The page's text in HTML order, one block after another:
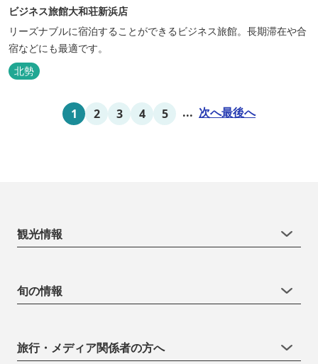
ビジネス旅館大和荘新浜店
リーズナブルに宿泊することができるビジネス旅館。長期滞在や合
宿などにも最適です。
北勢
1 2 3 4 5 ... 次へ最後へ
観光情報
旬の情報
旅行・メディア関係者の方へ